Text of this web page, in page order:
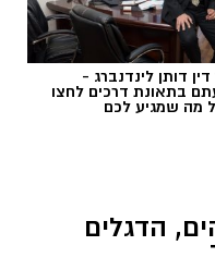
דין דותן לינדנברג -
בתאונת דרכים לחצו
מה שמגיע לכם
הדגלים